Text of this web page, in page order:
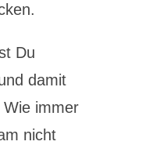
Du
damit
Wie immer
nicht